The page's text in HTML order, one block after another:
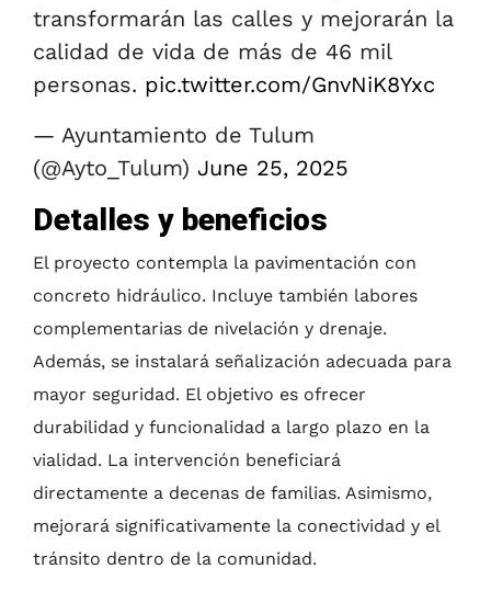
transformarán las calles y mejorarán la
calidad de vida de más de 46 mil
personas. pic.twitter.com/GnvNiK8Yxc
— Ayuntamiento de Tulum
(@Ayto_Tulum) June 25, 2025
Detalles y beneficios
El proyecto contempla la pavimentación con
concreto hidráulico. Incluye también labores
complementarias de nivelación y drenaje.
Además, se instalará señalización adecuada para
mayor seguridad. El objetivo es ofrecer
durabilidad y funcionalidad a largo plazo en la
vialidad. La intervención beneficiará
directamente a decenas de familias. Asimismo,
mejorará significativamente la conectividad y el
tránsito dentro de la comunidad.